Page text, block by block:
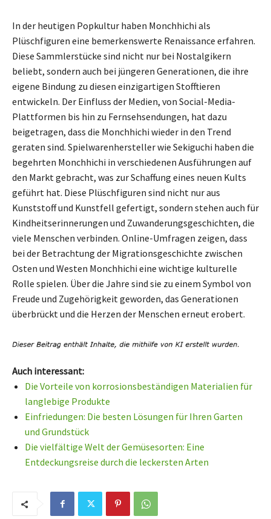
In der heutigen Popkultur haben Monchhichi als
Plüschfiguren eine bemerkenswerte Renaissance erfahren.
Diese Sammlerstücke sind nicht nur bei Nostalgikern
beliebt, sondern auch bei jüngeren Generationen, die ihre
eigene Bindung zu diesen einzigartigen Stofftieren
entwickeln. Der Einfluss der Medien, von Social-Media-
Plattformen bis hin zu Fernsehsendungen, hat dazu
beigetragen, dass die Monchhichi wieder in den Trend
geraten sind. Spielwarenhersteller wie Sekiguchi haben die
begehrten Monchhichi in verschiedenen Ausführungen auf
den Markt gebracht, was zur Schaffung eines neuen Kults
geführt hat. Diese Plüschfiguren sind nicht nur aus
Kunststoff und Kunstfell gefertigt, sondern stehen auch für
Kindheitserinnerungen und Zuwanderungsgeschichten, die
viele Menschen verbinden. Online-Umfragen zeigen, dass
bei der Betrachtung der Migrationsgeschichte zwischen
Osten und Westen Monchhichi eine wichtige kulturelle
Rolle spielen. Über die Jahre sind sie zu einem Symbol von
Freude und Zugehörigkeit geworden, das Generationen
überbrückt und die Herzen der Menschen erneut erobert.
Auch interessant:
Die Vorteile von korrosionsbeständigen Materialien für
langlebige Produkte
Einfriedungen: Die besten Lösungen für Ihren Garten
und Grundstück
Die vielfältige Welt der Gemüsesorten: Eine
Entdeckungsreise durch die leckersten Arten